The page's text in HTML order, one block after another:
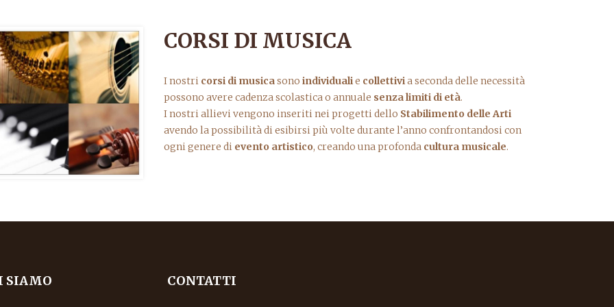
CORSI DI MUSICA
I nostri corsi di musicasono individualie collettivia seconda delle necessità
possono avere cadenza scolastica o annuale senza limiti di età.
I nostri allievi vengono inseriti nei progetti dello Stabilimento delle Arti
avendo la possibilità di esibirsi più volte durante l’anno confrontandosi con
ogni genere di evento artistico, creando una profonda cultura musicale.
SIAMO CONTATTI